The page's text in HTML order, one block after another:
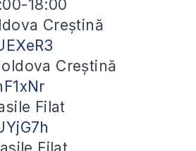
18:00
Creștină
Creștină
Filat